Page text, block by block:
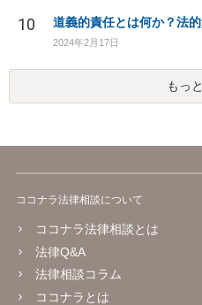
10 道義的責任とは何か？法
2024年2月17日
もっ
ココナラ法律相談について
ココナラ法律相談とは
法律Q&A
法律相談コラム
ココナラとは